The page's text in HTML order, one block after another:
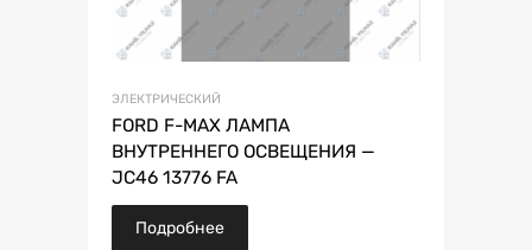
ЭЛЕКТРИЧЕСКИЙ
FORD F-MAX ЛАМПА
ВНУТРЕННЕГО ОСВЕЩЕНИЯ —
JC46 13776 FA
Подробнее